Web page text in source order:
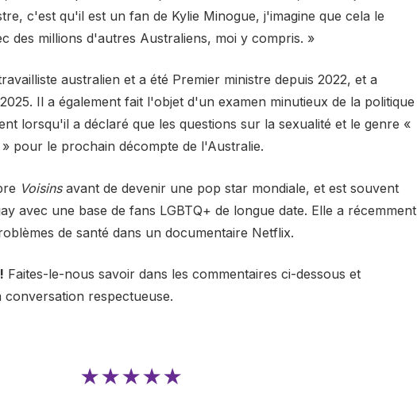
c'est qu'il est un fan de Kylie Minogue, j'imagine que cela le
des millions d'autres Australiens, moi y compris. »
australien et a été Premier ministre depuis 2022, et a
Il a également fait l'objet d'un examen minutieux de la politique
lorsqu'il a déclaré que les questions sur la sexualité et le genre «
pour le prochain décompte de l'Australie.
Voisinsavant de devenir une pop star mondiale, et est souvent
avec une base de fans LGBTQ+ de longue date. Elle a récemment
de santé dans un documentaire Netflix.
Faites-le-nous savoir dans les commentaires ci-dessous et
respectueuse.
★★★★★